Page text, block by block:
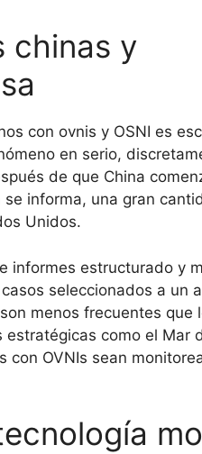
chinas y
con ovnis y OSNI es
en serio,
de que China
informa, una gran
Unidos.
informes estructurado y
seleccionados a un
menos frecuentes que
como el Mar
OVNIs sean